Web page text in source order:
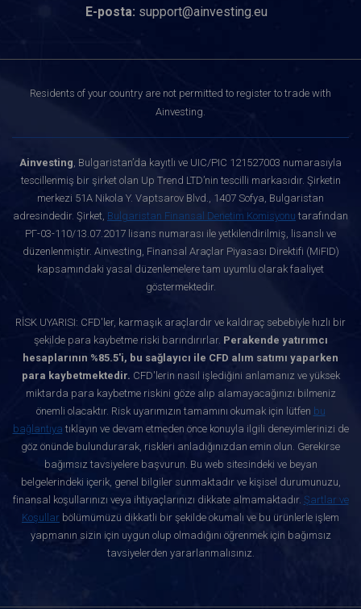
E-posta: support@ainvesting.eu
Residents of your country are not permitted to register to trade with
Ainvesting.
Ainvesting, Bulgaristan’da kayıtlı ve UIC/PIC 121527003 numarasıyla
tescillenmiş bir şirket olan Up Trend LTD’nin tescilli markasıdır. Şirketin
merkezi 51A Nikola Y. Vaptsarov Blvd., 1407 Sofya, Bulgaristan
adresindedir. Şirket, Bulgaristan Finansal Denetim Komisyonu tarafından
РГ-03-110/13.07.2017 lisans numarası ile yetkilendirilmiş, lisanslı ve
düzenlenmiştir. Ainvesting, Finansal Araçlar Piyasası Direktifi (MiFID)
kapsamındaki yasal düzenlemelere tam uyumlu olarak faaliyet
göstermektedir.
RİSK UYARISI: CFD'ler, karmaşık araçlardır ve kaldıraç sebebiyle hızlı bir
şekilde para kaybetme riski barındırırlar. Perakende yatırımcı
hesaplarının %85.5'i, bu sağlayıcı ile CFD alım satımı yaparken
para kaybetmektedir. CFD'lerin nasıl işlediğini anlamanız ve yüksek
miktarda para kaybetme riskini göze alıp alamayacağınızı bilmeniz
önemli olacaktır. Risk uyarımızın tamamını okumak için lütfen bu
bağlantıya tıklayın ve devam etmeden önce konuyla ilgili deneyimlerinizi de
göz önünde bulundurarak, riskleri anladığınızdan emin olun. Gerekirse
bağımsız tavsiyelere başvurun. Bu web sitesindeki ve beyan
belgelerindeki içerik, genel bilgiler sunmaktadır ve kişisel durumunuzu,
finansal koşullarınızı veya ihtiyaçlarınızı dikkate almamaktadır. Şartlar ve
Koşullar bölümümüzü dikkatli bir şekilde okumalı ve bu ürünlerle işlem
yapmanın sizin için uygun olup olmadığını öğrenmek için bağımsız
tavsiyelerden yararlanmalısınız.